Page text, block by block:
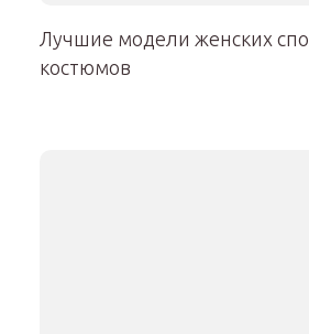
Лучшие модели женских
костюмов